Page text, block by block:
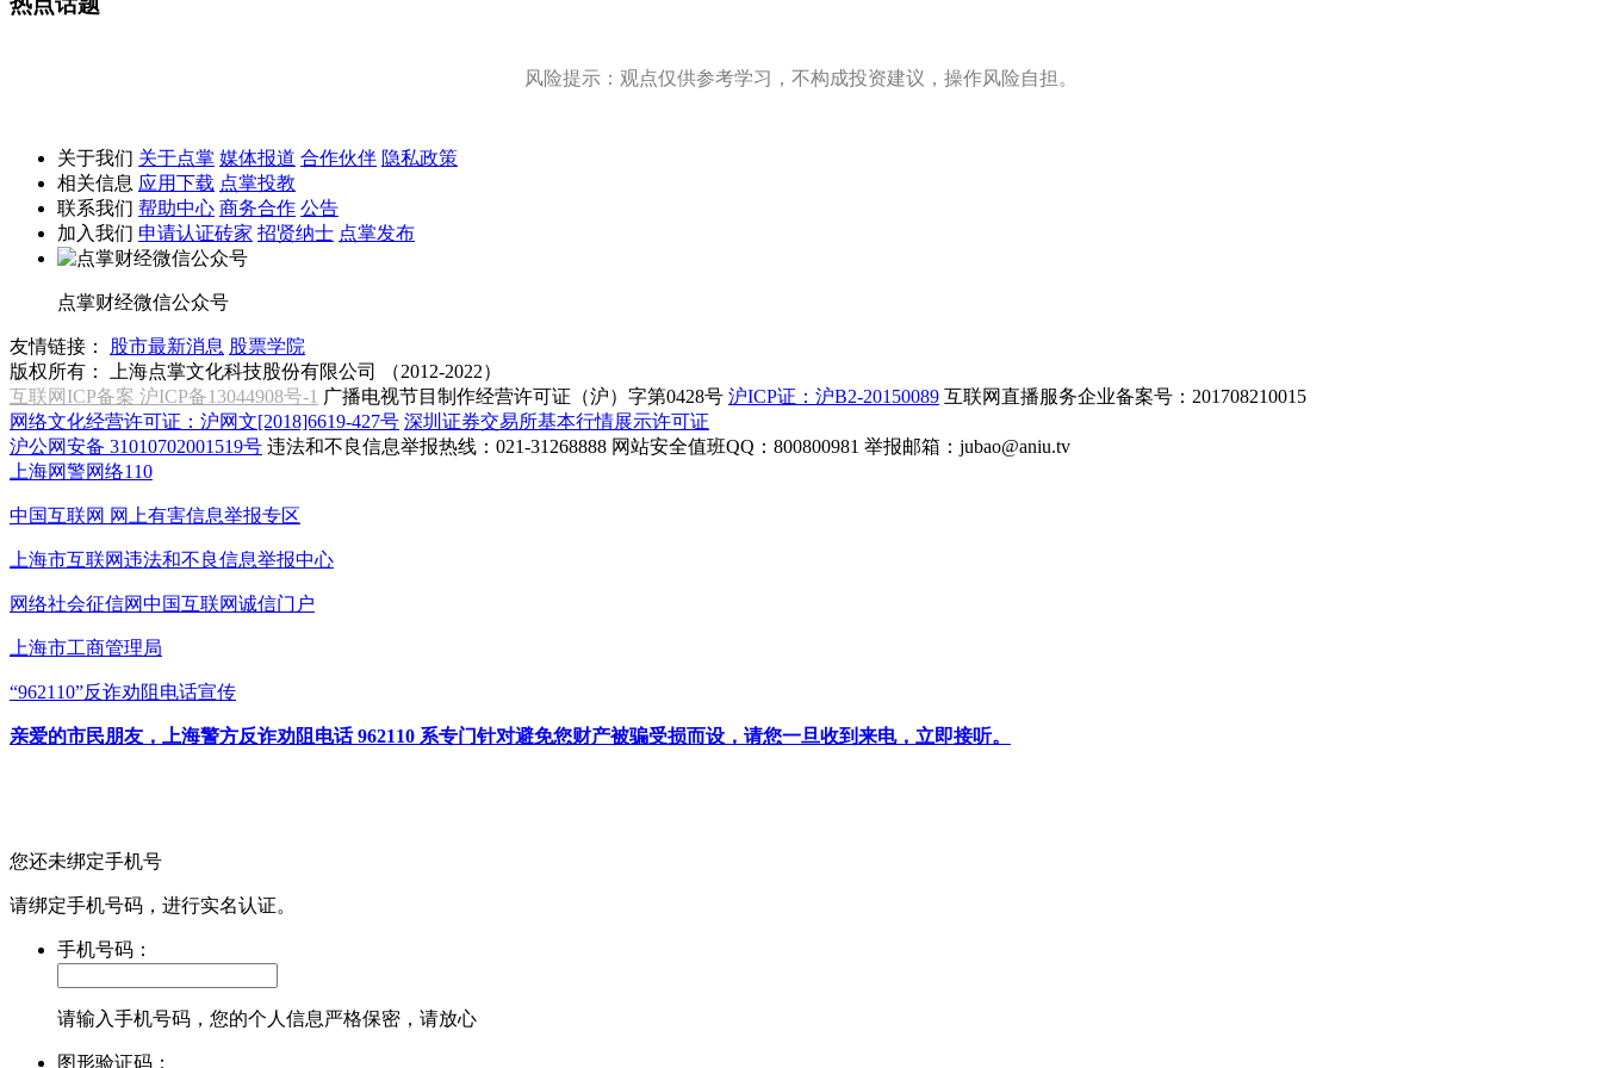
风险提示：观点仅供参考学习，不构成投资建议，操作风险自担。
关于我们 关于点掌 媒体报道 合作伙伴 隐私政策
相关信息 应用下载 点掌投教
联系我们 帮助中心 商务合作 公告
加入我们 申请认证砖家 招贤纳士 点掌发布
点掌财经微信公众号
友情链接： 股市最新消息 股票学院
版权所有：
上海点掌文化科技股份有限公司 （2012-2022）
互联网ICP备案 沪ICP备13044908号-1 广播电视节目制作经营许可证（沪）字第0428号 沪ICP证：沪B2-20150089 互联网直播服务企业备案号：201708210015
网络文化经营许可证：沪网文[2018]6619-427号 深圳证券交易所基本行情展示许可证
沪公网安备 31010702001519号 违法和不良信息举报热线：021-31268888 网站安全值班QQ：800800981 举报邮箱： jubao@aniu.tv
上海网警网络110
中国互联网 网上有害信息举报专区
上海市互联网违法和不良信息举报中心
网络社会征信网中国互联网诚信门户
上海市工商管理局
“962110”反诈劝阻电话宣传
亲爱的市民朋友，上海警方反诈劝阻电话 962110 系专门针对避免您财产被骗受损而设，请您一旦收到来电，立即接听。
您还未绑定手机号
请绑定手机号码，进行实名认证。
手机号码：
请输入手机号码，您的个人信息严格保密，请放心
图形验证码：